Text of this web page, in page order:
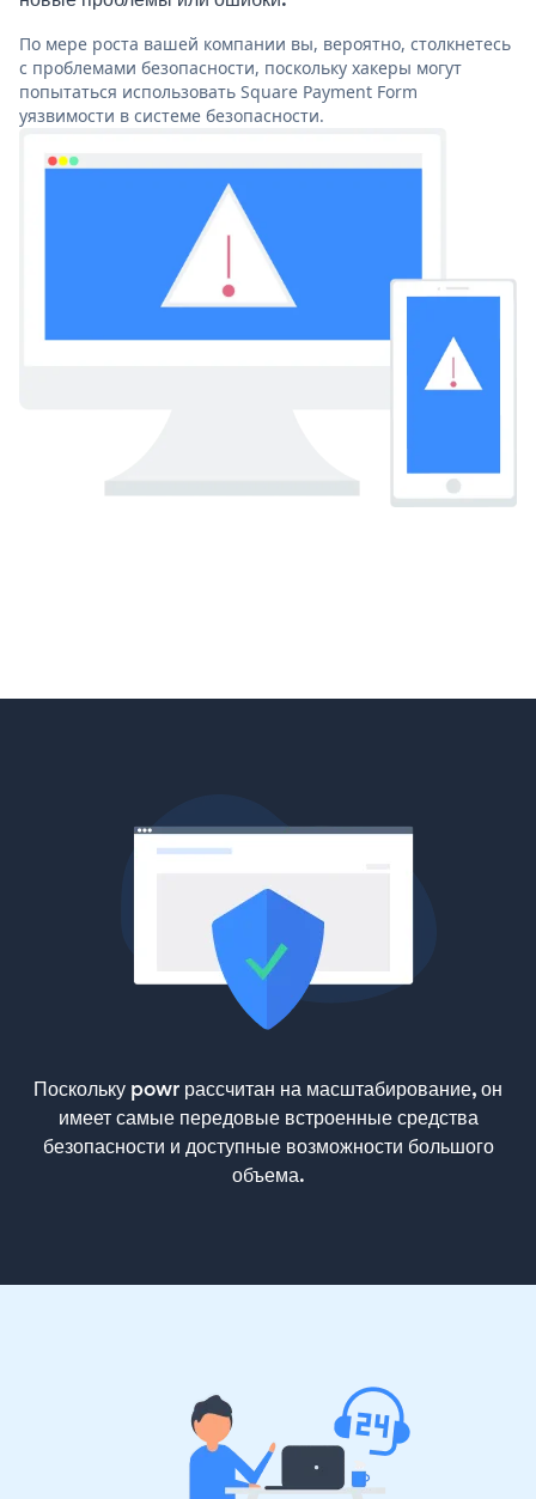
По мере роста вашей компании вы, вероятно, столкнетесь
с проблемами безопасности, поскольку хакеры могут
попытаться использовать Square Payment Form
уязвимости в системе безопасности.
Поскольку powr рассчитан на масштабирование, он
имеет самые передовые встроенные средства
безопасности и доступные возможности большого
объема.